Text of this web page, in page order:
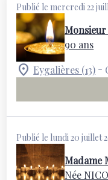
Publié le mercredi 22
Monsieur
90 ans
Eygalières (13) -
Publié le lundi 20 juillet
Madame
Née